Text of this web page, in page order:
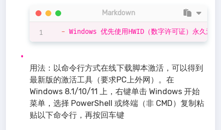
-
Markdown
用法：以命令行方式在线下载脚本激活，可以得到
最新版的激活工具（要求PC上外网）。在
Windows 8.1/10/11 上，右键单击 Windows 开始
菜单，选择 PowerShell 或终端（非 CMD）复制粘
贴以下命令行，再按回车键